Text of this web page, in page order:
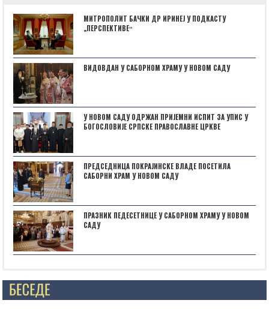
МИТРОПОЛИТ БАЧКИ ДР ИРИНЕЈ У ПОДКАСТУ
„ПЕРСПЕКТИВЕˮ
ВИДОВДАН У САБОРНОМ ХРАМУ У НОВОМ САДУ
У НОВОМ САДУ ОДРЖАН ПРИЈЕМНИ ИСПИТ ЗА УПИС У
БОГОСЛОВИЈЕ СРПСКЕ ПРАВОСЛАВНЕ ЦРКВЕ
ПРЕДСЕДНИЦА ПОКРАЈИНСКЕ ВЛАДЕ ПОСЕТИЛА
САБОРНИ ХРАМ У НОВОМ САДУ
ПРАЗНИК ПЕДЕСЕТНИЦЕ У САБОРНОМ ХРАМУ У НОВОМ
САДУ
Posts not found